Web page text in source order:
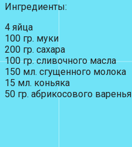
Ингредиенты:
4 яйца
100 гр. муки
200 гр. сахара
100 гр. сливочного масла
150 мл. сгущенного молока
15 мл. коньяка
50 гр. абрикосового варенья